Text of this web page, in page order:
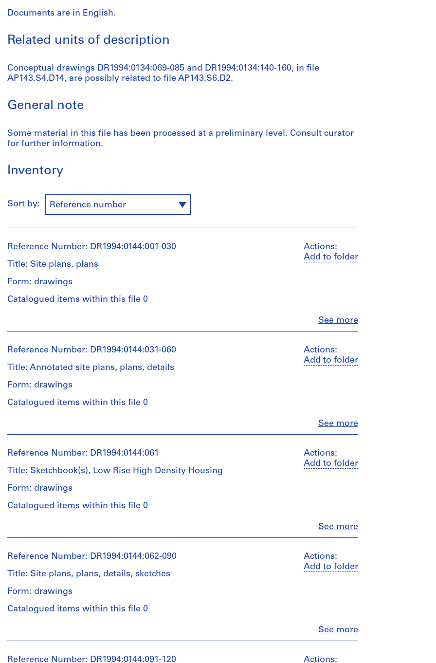
Documents are in English.
Related units of description
Conceptual drawings DR1994:0134:069-085 and DR1994:0134:140-160, in file
AP143.S4.D14, are possibly related to file AP143.S6.D2.
General note
Some material in this file has been processed at a preliminary level. Consult curator
for further information.
Inventory
Sort by: Reference number
Actions:
Add to folder
See more
Reference Number: DR1994:0144:001-030
Title: Site plans, plans
Form: drawings
Catalogued items within this file 0
Peter
Eisenman
(archive
creator)
Quantity
/
drawing(s)
Stage
and
conceptual
Extent
and
Medium:
30
drawings
Technique
graphite
Actions:
Add to folder
See more
Reference Number: DR1994:0144:031-060
Title: Annotated site plans, plans, details
Form: drawings
Catalogued items within this file 0
Peter
Eisenman
(archive
creator)
Quantity
/
drawing(s)
Stage
and
conceptual
Extent
and
Actions:
Add to folder
See more
Reference Number: DR1994:0144:061
Title: Sketchbook(s), Low Rise High Density Housing
Form: drawings
Catalogued items within this file 0
Peter
Eisenman
(archive
creator)
Quantity
/
Actions:
Add to folder
See more
Reference Number: DR1994:0144:062-090
Title: Site plans, plans, details, sketches
Form: drawings
Catalogued items within this file 0
Peter
Eisenman
Actions:
Reference Number: DR1994:0144:091-120